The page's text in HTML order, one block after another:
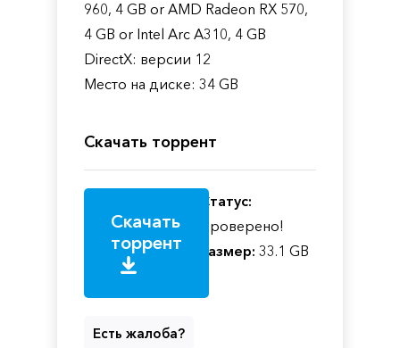
960, 4 GB or AMD Radeon RX 570,
4 GB or Intel Arc A310, 4 GB
DirectX: версии 12
Место на диске: 34 GB
Скачать торрент
Скачать
торрент
Статус:
Проверено!
Размер: 33.1 GB
Есть жалоба?